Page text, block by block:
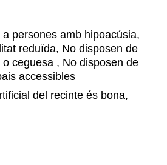
persones amb hipoacúsia,
reduïda, No disposen de
ceguesa , No disposen de
accessibles
del recinte és bona,